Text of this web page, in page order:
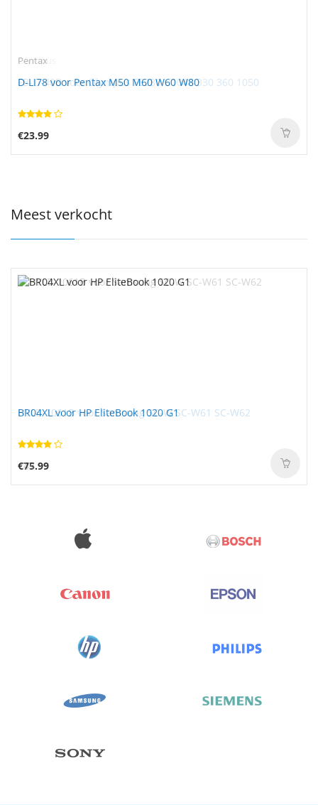
Pentax
D-LI78 voor Pentax M50 M60 W60 W80
€23.99
Meest verkocht
BR04XL voor HP EliteBook 1020 G1
€75.99